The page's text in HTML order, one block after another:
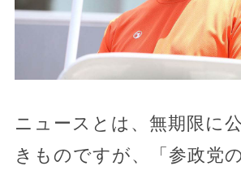
ニュースとは、無期限に
きものですが、「参政党